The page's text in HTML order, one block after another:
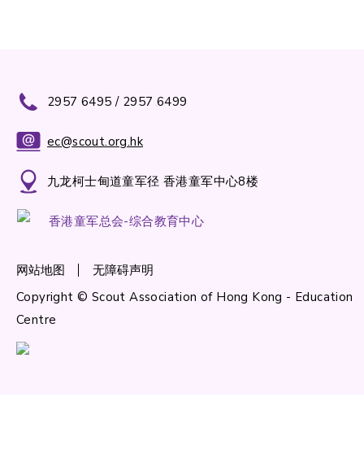
2957 6495 / 2957 6499
ec@scout.org.hk
九龙柯士甸道童军径 香港童军中心8楼
香港童军总会-综合教育中心
网站地图
无障碍声明
Copyright © Scout Association of Hong Kong - Education
Centre